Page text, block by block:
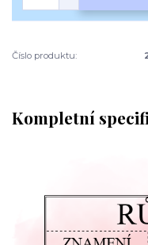
Číslo produktu:
Kompletní